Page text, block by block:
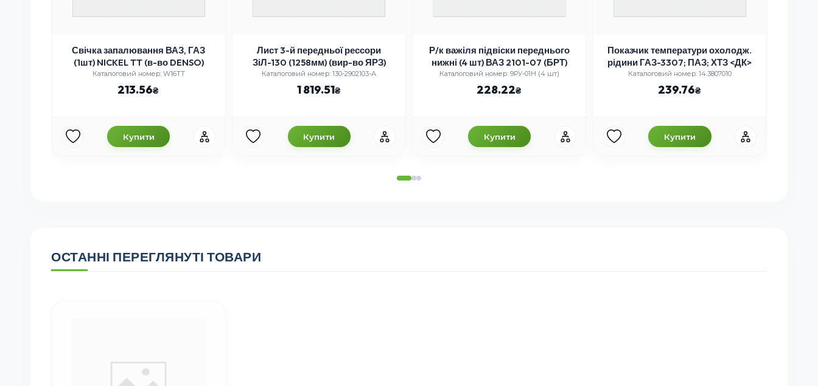
Свічка запалювання ВАЗ, ГАЗ
(1шт) NICKEL TT (в-во DENSO)
Каталоговий номер: W16TT
213.56
Купити
Лист 3-й передньої рессори
ЗіЛ-130 (1258мм) (вир-во ЯРЗ)
Каталоговий номер: 130-2902103-А
1 819.51
Купити
Р/к важіля підвіски переднього
нижні (4 шт) ВАЗ 2101-07 (БРТ)
Каталоговий номер: 9РУ-01Н (4 шт)
228.22
Купити
Показчик температури охолодж.
рідини ГАЗ-3307; ПАЗ; ХТЗ <ДК>
Каталоговий номер: 14.3807010
239.76
Купити
ОСТАННІ ПЕРЕГЛЯНУТІ ТОВАРИ